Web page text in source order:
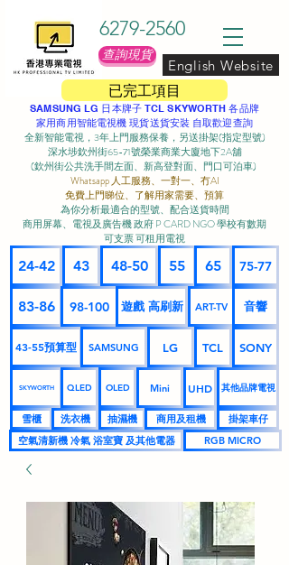
已完工項目
6279-2560
查詢現貨
English Website
SAMSUNG LG 日本牌子 TCL SKYWORTH 各品牌
家用商用智能電視機 現貨送貨安裝 自取歡迎查詢
全新智能電視，3年上門服務保養，另送掛架(指定型號)
深水埗欽州街65-71號榮業商業大廈地下2A舖
(欽州街公共洗手間左面、新高登對面、門口可泊車) ​
Whatsapp 人工服務、一對一、冇AI
免費上門睇位、了解用家需要、預算
為你分析最適合的型號、配合送貨時間
商用屏幕、電視及廣告機 政府 P CARD NGO 學校有數期
可支票 可租用電視
24-42 43 48-50 55 65 75-77
83-86 98-100 遊戲 高刷新 ART-TV 音響
43-55預算型 SAMSUNG LG TCL SONY
SKYWORTH QLED OLED Mini UHD 其他品牌電視
雪櫃 洗衣機 抽濕機 商用及租機
掛架車仔
空氣清新機 冷氣 浴室寶 及其他電器
RGB MICRO